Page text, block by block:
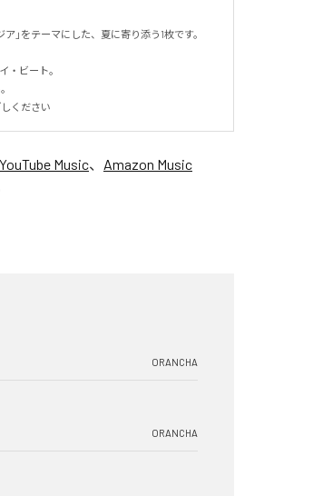
」をテーマにした、夏に寄り添う1枚です。
・ビート。
ください
YouTube Music、 Amazon Music
ORANCHA
ORANCHA